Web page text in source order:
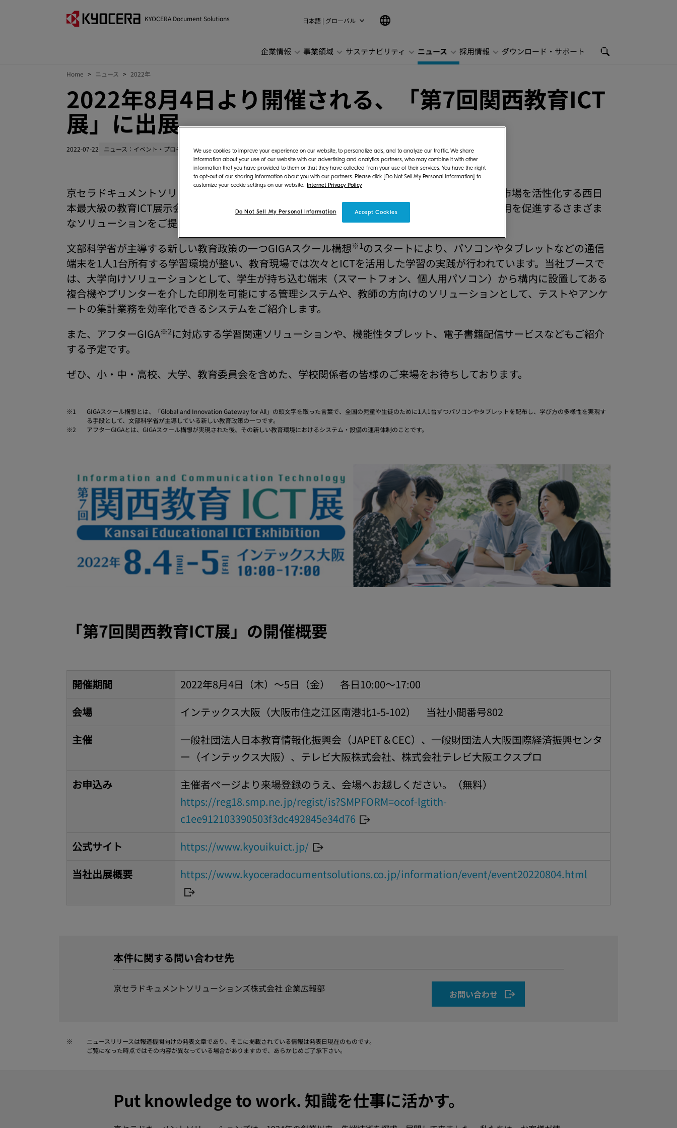
KYOCERA Document Solutions 日本語 | グローバル
企業情報 事業領域 サステナビリティ ニュース 採用情報 ダウンロード・サポート
Home ニュース 2022年
2022年8月4日より開催される、「第7回関西教育ICT
展」に出展
2022-07-22 ニュース：イベント・プロモーション
京セラドキュメントソリューションズジャパン株式会社（社長：長井 孝、以下、当社）は、教育市場を活性化する西日
本最大級の教育ICT展示会「第7回関西教育ICT展」に出展し、教育現場の皆様へICTの導入や利活用を促進するさまざま
なソリューションをご提案いたします。
文部科学省が主導する新しい教育政策の一つGIGAスクール構想※1のスタートにより、パソコンやタブレットなどの通信
端末を1人1台所有する学習環境が整い、教育現場では次々とICTを活用した学習の実践が行われています。当社ブースで
は、大学向けソリューションとして、学生が持ち込む端末（スマートフォン、個人用パソコン）から構内に設置してある
複合機やプリンターを介した印刷を可能にする管理システムや、教師の方向けのソリューションとして、テストやアンケ
ートの集計業務を効率化できるシステムをご紹介します。
また、アフターGIGA※2に対応する学習関連ソリューションや、機能性タブレット、電子書籍配信サービスなどもご紹介
する予定です。
ぜひ、小・中・高校、大学、教育委員会を含めた、学校関係者の皆様のご来場をお待ちしております。
※1
GIGAスクール構想とは、「Global and Innovation Gateway for All」の頭文字を取った言葉で、全国の児童や生徒のために1人1台ずつパソコンやタブレットを配布し、学び方の多様性を実現す
る手段として、文部科学省が主導している新しい教育政策の一つです。
※2
アフターGIGAとは、GIGAスクール構想が実現された後、その新しい教育環境におけるシステム・設備の運用体制のことです。
「第7回関西教育ICT展」の開催概要
開催期間
2022年8月4日（木）〜5日（金） 各日10:00～17:00
会場
インテックス大阪（大阪市住之江区南港北1-5-102） 当社小間番号802
主催
一般社団法人日本教育情報化振興会（JAPET＆CEC）、一般財団法人大阪国際経済振興センタ
ー（インテックス大阪）、テレビ大阪株式会社、株式会社テレビ大阪エクスプロ
お申込み
主催者ページより来場登録のうえ、会場へお越しください。（無料）
https://reg18.smp.ne.jp/regist/is?SMPFORM=ocof-lgtith-
c1ee912103390503f3dc492845e34d76
公式サイト
https://www.kyouikuict.jp/
当社出展概要
https://www.kyoceradocumentsolutions.co.jp/information/event/event20220804.html
本件に関する問い合わせ先
京セラドキュメントソリューションズ株式会社 企業広報部 お問い合わせ
※
ニュースリリースは報道機関向けの発表文章であり、そこに掲載されている情報は発表日現在のものです。
ご覧になった時点ではその内容が異なっている場合がありますので、あらかじめご了承下さい。
Put knowledge to work. 知識を仕事に活かす。
We use cookies to improve your experience on our website, to personalize ads, and to analyze our traffic. We share
information about your use of our website with our advertising and analytics partners, who may combine it with other
information that you have provided to them or that they have collected from your use of their services. You have the right
to opt-out of our sharing information about you with our partners. Please click [Do Not Sell My Personal Information] to
customize your cookie settings on our website. Internet Privacy Policy
Accept Cookies
Do Not Sell My Personal Information